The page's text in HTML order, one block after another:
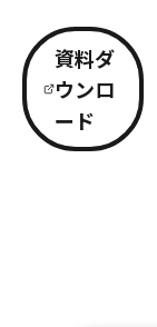
資料ダ
ウンロ
ード